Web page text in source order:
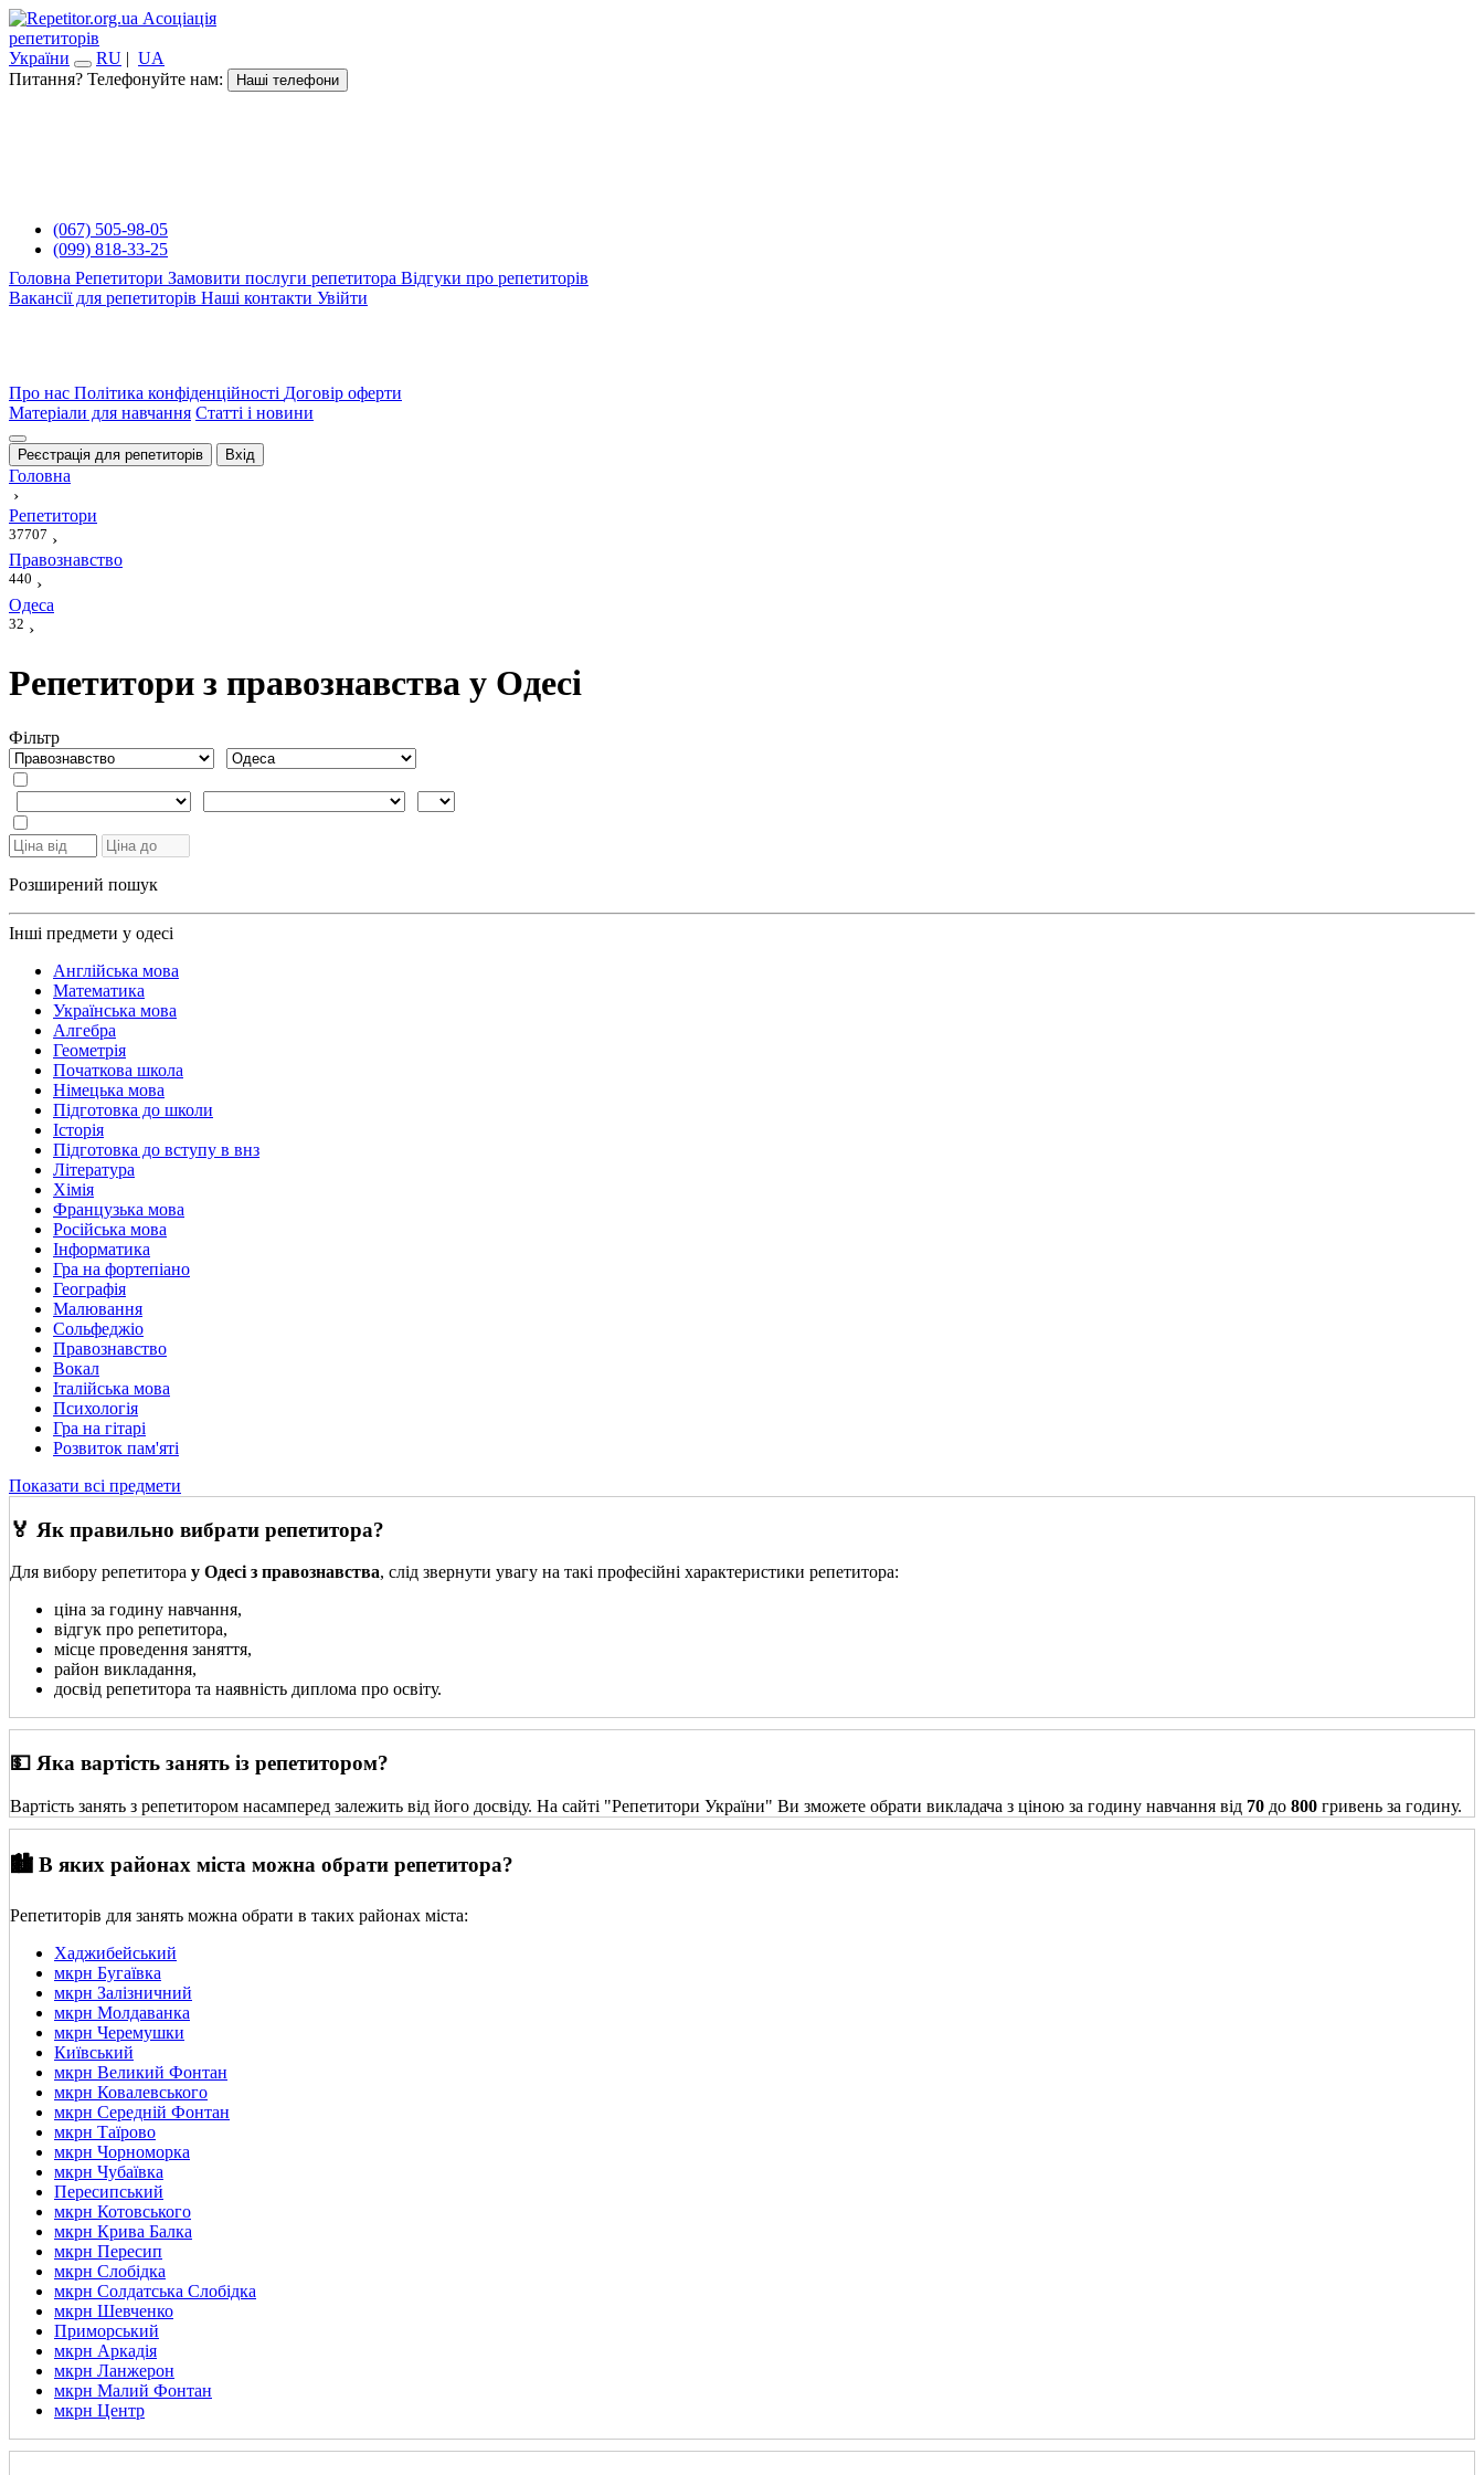
Асоціація
репетиторів
України
RU | UA
Питання? Телефонуйте нам:
Наші телефони
(067) 505-98-05
(099) 818-33-25
Головна Репетитори Замовити послуги репетитора Відгуки про репетиторів
Вакансії для репетиторів Наші контакти Увійти
Про нас Політика конфіденційності Договір оферти
Матеріали для навчання Статті і новини
Реєстрація для репетиторів Вхід
Головна
›
Репетитори
37707 ›
Правознавство
440 ›
Одеса
32 ›
Репетитори з правознавства у Одесі
Фiльтр
Розширений пошук
Інші предмети у одесі
Англійська мова
Математика
Українська мова
Алгебра
Геометрія
Початкова школа
Німецька мова
Підготовка до школи
Історія
Підготовка до вступу в внз
Література
Хімія
Французька мова
Російська мова
Інформатика
Гра на фортепіано
Географія
Малювання
Сольфеджіо
Правознавство
Вокал
Італійська мова
Психологія
Гра на гітарі
Розвиток пам'яті
Показати всі предмети
🏅 Як правильно вибрати репетитора?
Для вибору репетитора у Одесі з правознавства, слід звернути увагу на такі професійні характеристики репетитора:
ціна за годину навчання,
відгук про репетитора,
місце проведення заняття,
район викладання,
досвід репетитора та наявність диплома про освіту.
💵 Яка вартість занять із репетитором?
Вартість занять з репетитором насамперед залежить від його досвіду. На сайті "Репетитори України" Ви зможете обрати викладача з ціною за годину навчання від 70 до 800 гривень за годину.
🏙️ В яких районах міста можна обрати репетитора?
Репетиторів для занять можна обрати в таких районах міста:
Хаджибейський
мкрн Бугаївка
мкрн Залізничний
мкрн Молдаванка
мкрн Черемушки
Київський
мкрн Великий Фонтан
мкрн Ковалевського
мкрн Середній Фонтан
мкрн Таїрово
мкрн Чорноморка
мкрн Чубаївка
Пересипський
мкрн Котовського
мкрн Крива Балка
мкрн Пересип
мкрн Слобідка
мкрн Солдатська Слобідка
мкрн Шевченко
Приморський
мкрн Аркадія
мкрн Ланжерон
мкрн Малий Фонтан
мкрн Центр